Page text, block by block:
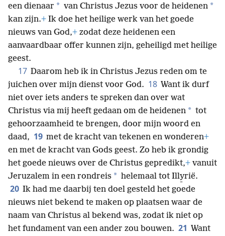
een dienaar * van Christus Jezus voor de heidenen *
kan zijn.+ Ik doe het heilige werk van het goede
nieuws van God,+ zodat deze heidenen een
aanvaardbaar offer kunnen zijn, geheiligd met heilige
geest.
17 Daarom heb ik in Christus Jezus reden om te
juichen over mijn dienst voor God. 18 Want ik durf
niet over iets anders te spreken dan over wat
Christus via mij heeft gedaan om de heidenen * tot
gehoorzaamheid te brengen, door mijn woord en
daad, 19 met de kracht van tekenen en wonderen+
en met de kracht van Gods geest. Zo heb ik grondig
het goede nieuws over de Christus gepredikt,+ vanuit
Jeruzalem in een rondreis * helemaal tot Illy̱rië.
20 Ik had me daarbij ten doel gesteld het goede
nieuws niet bekend te maken op plaatsen waar de
naam van Christus al bekend was, zodat ik niet op
het fundament van een ander zou bouwen. 21 Want